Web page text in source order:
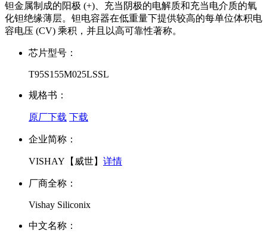
钽金属制成的阳极 (+)、充当阴极的电解质和充当电介质的氧
化钽绝缘薄层。钽电容器在低重量下提供较高的每单位体积电
容电压 (CV) 乘积，并且以高可靠性著称。
芯片型号：
T95S155M025LSSL
规格书：
原厂下载 下载
企业简称：
VISHAY【威世】 详情
厂商全称：
Vishay Siliconix
中文名称：